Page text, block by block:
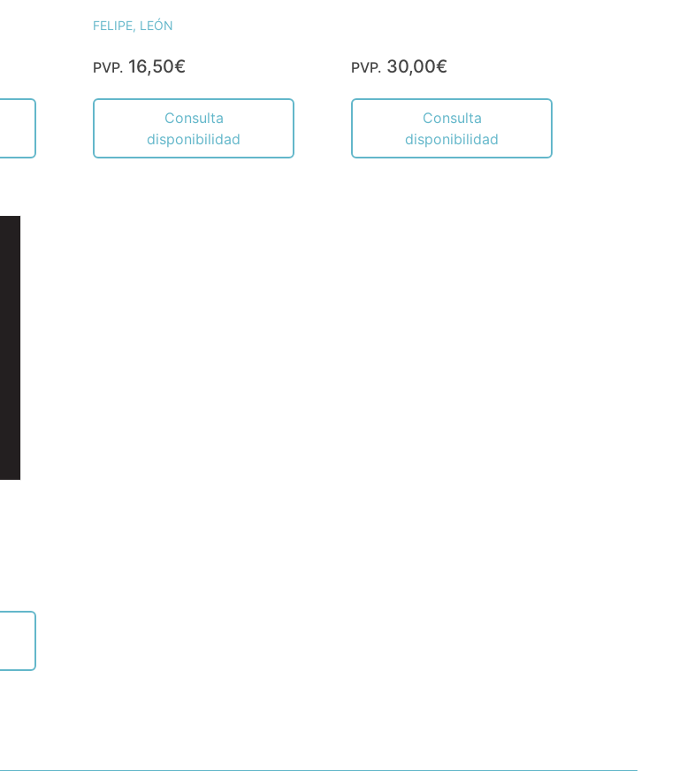
FELIPE, LEÓN
PVP. 16,50€
Consulta
disponibilidad
PVP. 30,00€
Consulta
disponibilidad